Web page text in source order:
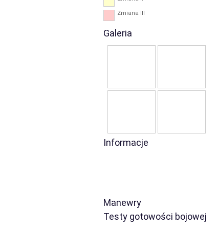
Zmiana III
Galeria
Informacje
Manewry
Testy gotowości bojowej